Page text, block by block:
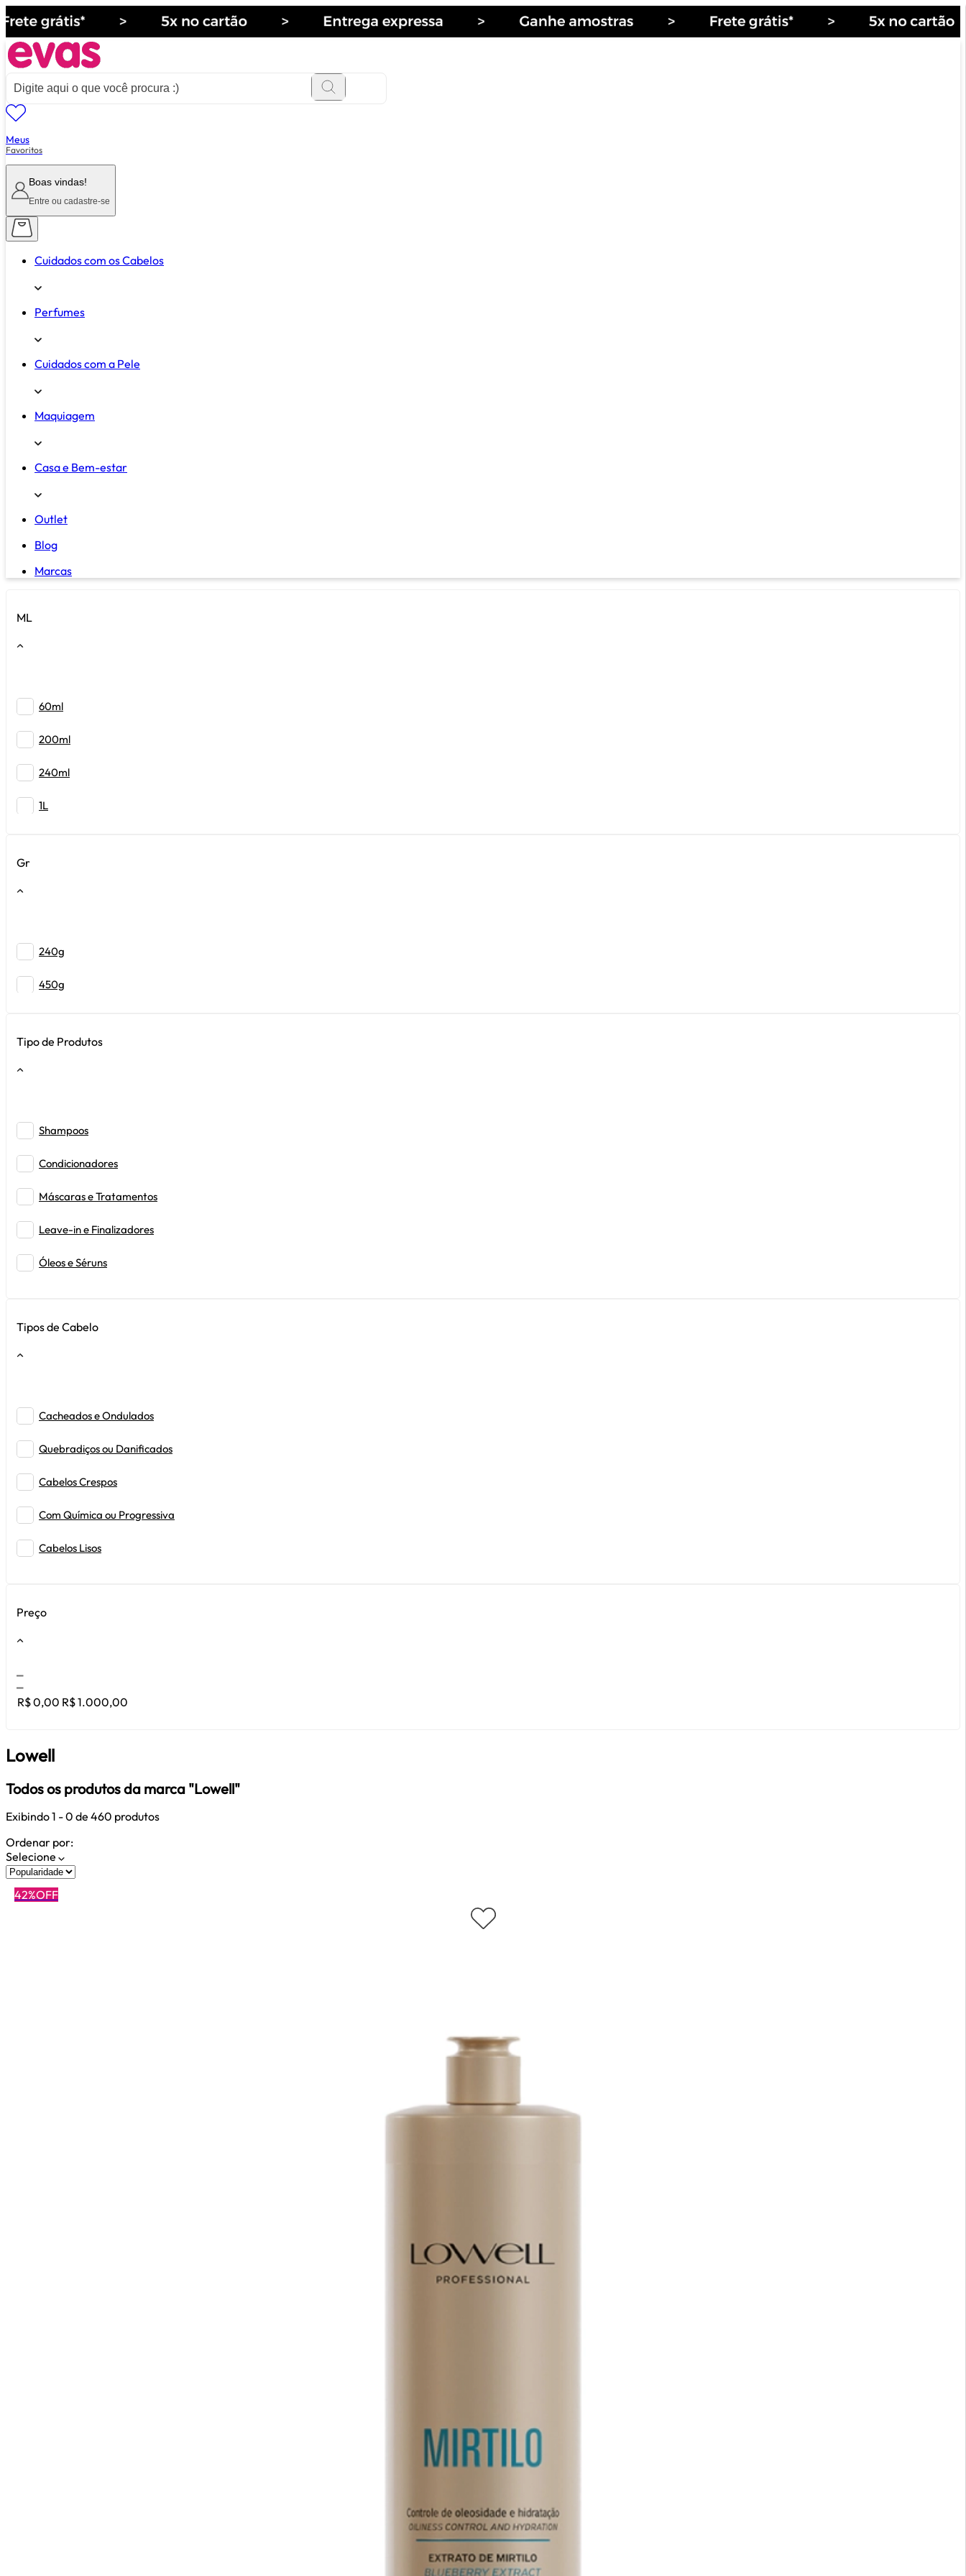
Meus
Favoritos
Boas vindas!
Entre ou cadastre-se
Cuidados com os Cabelos
Perfumes
Cuidados com a Pele
Maquiagem
Casa e Bem-estar
Outlet
Blog
Marcas
ML
60ml
200ml
240ml
1L
Gr
240g
450g
Tipo de Produtos
Shampoos
Condicionadores
Máscaras e Tratamentos
Leave-in e Finalizadores
Óleos e Séruns
Perfumes para Cabelos
Tipos de Cabelo
Cacheados e Ondulados
Quebradiços ou Danificados
Cabelos Crespos
Com Química ou Progressiva
Cabelos Lisos
Cabelos Secos
Cabelos com Frizz
Preço
R$ 0,00 R$ 1.000,00
Lowell
Todos os produtos da marca "Lowell"
Exibindo1 - 0 de 460 produtos
Ordenar por:
Selecione
42%OFF